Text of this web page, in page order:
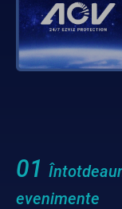
01
evenimente